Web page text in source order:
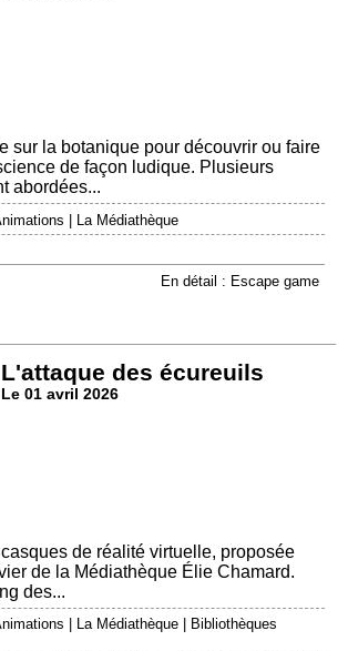
sur la botanique pour découvrir ou faire
de façon ludique. Plusieurs
abordées...
La Médiathèque
En détail : Escape game
L'attaque des écureuils
Le 01 avril 2026
de réalité virtuelle, proposée
de la Médiathèque Élie Chamard.
des...
La Médiathèque
Bibliothèques